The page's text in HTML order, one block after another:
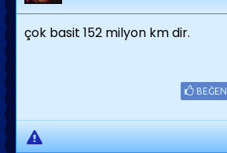
çok basit 152 milyon km dir.
BEĞEN